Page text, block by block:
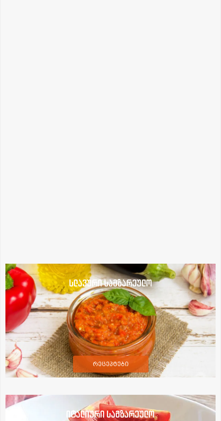
სლავური სამზარეულო
რეცეპტები
იტალიური სამზარეულო